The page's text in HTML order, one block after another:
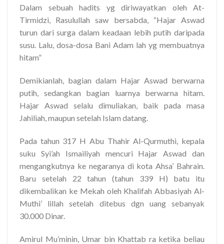
Dalam sebuah hadits yg diriwayatkan oleh At-
Tirmidzi, Rasulullah saw bersabda, “Hajar Aswad
turun dari surga dalam keadaan lebih putih daripada
susu. Lalu, dosa-dosa Bani Adam lah yg membuatnya
hitam”
Demikianlah, bagian dalam Hajar Aswad berwarna
putih, sedangkan bagian luarnya berwarna hitam.
Hajar Aswad selalu dimuliakan, baik pada masa
Jahiliah, maupun setelah Islam datang.
Pada tahun 317 H Abu Thahir Al-Qurmuthi, kepala
suku Syi’ah Ismailiyah mencuri Hajar Aswad dan
mengangkutnya ke negaranya di kota Ahsa’ Bahrain.
Baru setelah 22 tahun (tahun 339 H) batu itu
dikembalikan ke Mekah oleh Khalifah Abbasiyah Al-
Muthi’ lillah setelah ditebus dgn uang sebanyak
30.000 Dinar.
Amirul Mu’minin, Umar bin Khattab ra ketika beliau